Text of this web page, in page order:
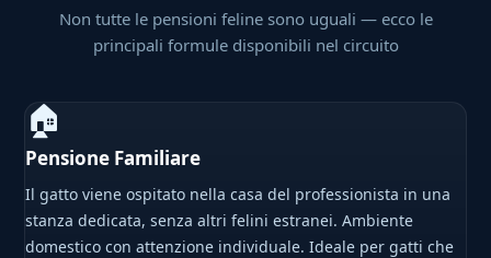
Non tutte le pensioni feline sono uguali — ecco le
principali formule disponibili nel circuito
🏠
Pensione Familiare
Il gatto viene ospitato nella casa del professionista in una
stanza dedicata, senza altri felini estranei. Ambiente
domestico con attenzione individuale. Ideale per gatti che